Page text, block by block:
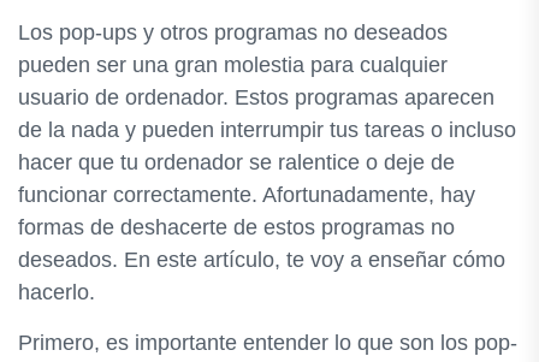
Los pop-ups y otros programas no deseados
pueden ser una gran molestia para cualquier
usuario de ordenador. Estos programas aparecen
de la nada y pueden interrumpir tus tareas o incluso
hacer que tu ordenador se ralentice o deje de
funcionar correctamente. Afortunadamente, hay
formas de deshacerte de estos programas no
deseados. En este artículo, te voy a enseñar cómo
hacerlo.
Primero, es importante entender lo que son los pop-